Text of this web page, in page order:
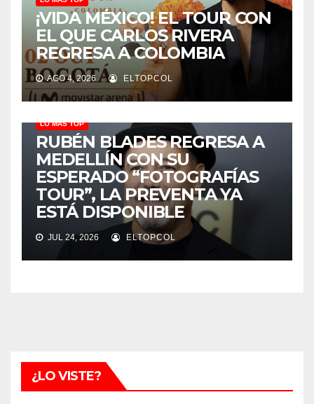
¡VIDA MÉXICO! EL TOUR CON
EL QUE CARLOS RIVERA
REGRESA A COLOMBIA
AGO 4, 2026 ELTOPCOL
LO MÁS TOP
RUBÉN BLADES REGRESA A
MEDELLÍN CON SU
ESPERADO “FOTOGRAFÍAS
TOUR”, LA PREVENTA YA
ESTÁ DISPONIBLE
JUL 24, 2026 ELTOPCOL
¿LO VISTE?